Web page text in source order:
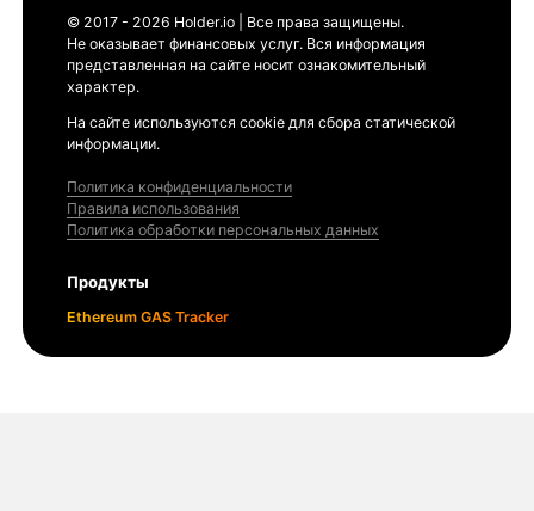
© 2017 - 2026 Holder.io | Все права защищены.
Не оказывает финансовых услуг. Вся информация
представленная на сайте носит ознакомительный
характер.
На сайте используются cookie для сбора статической
информации.
Политика конфиденциальности
Правила использования
Политика обработки персональных данных
Продукты
Ethereum GAS Tracker